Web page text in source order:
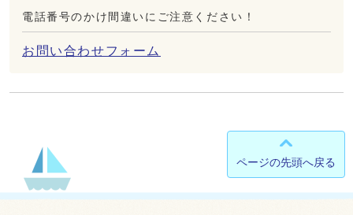
電話番号のかけ間違いにご注意ください！
お問い合わせフォーム
ページの先頭へ戻る